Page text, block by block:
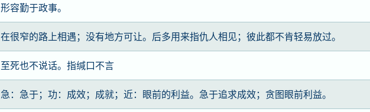
形容勤于政事。
在很窄的路上相遇；没有地方可让。后多用来指仇人相见；彼此都不肯轻易放过。
至死也不说话。指缄口不言
急：急于；功：成效；成就；近：眼前的利益。急于追求成效；贪图眼前利益。